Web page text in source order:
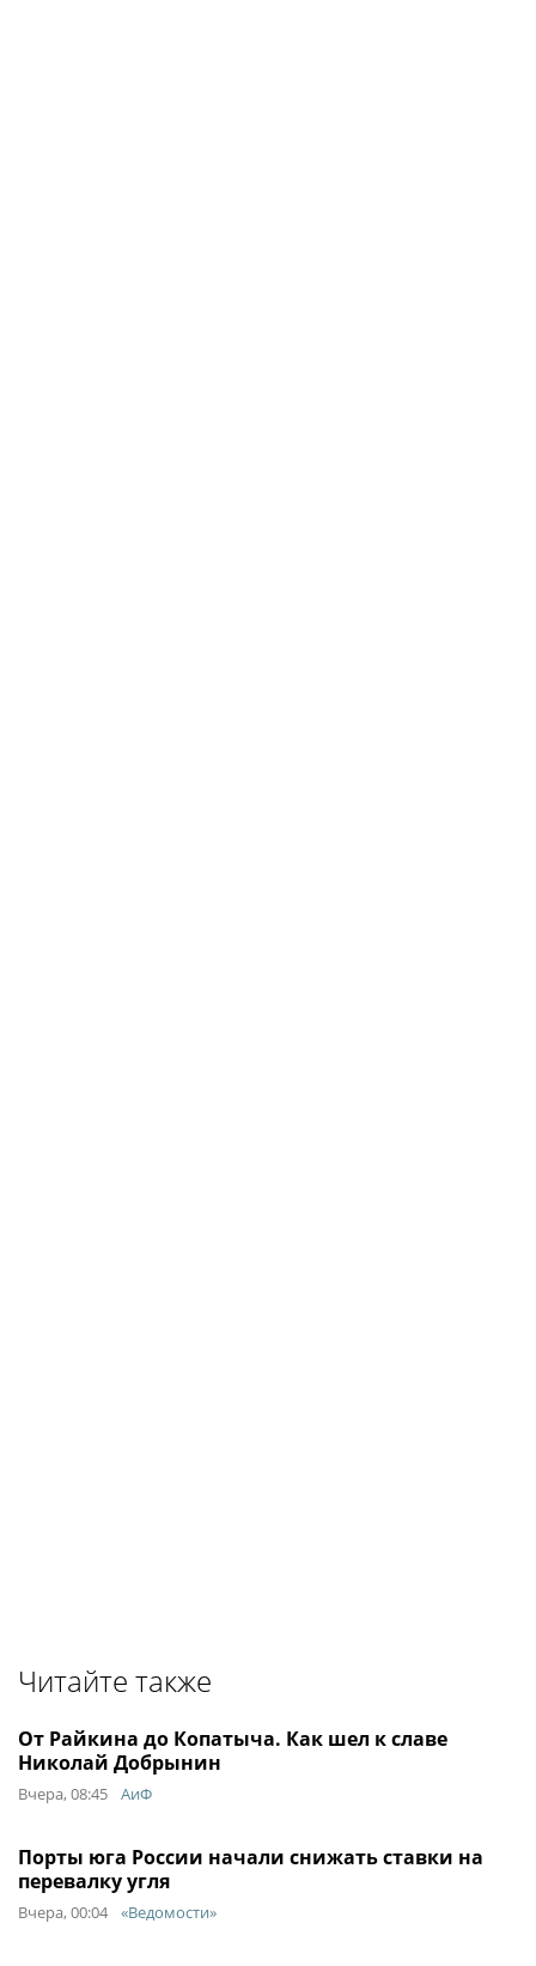
Читайте также
От Райкина до Копатыча. Как шел к славе
Николай Добрынин
Вчера, 08:45 АиФ
Порты юга России начали снижать ставки на
перевалку угля
Вчера, 00:04 «Ведомости»